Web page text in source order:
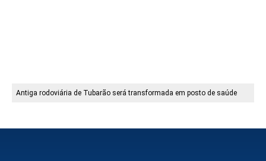
Antiga rodoviária de Tubarão será transformada em posto de saúde